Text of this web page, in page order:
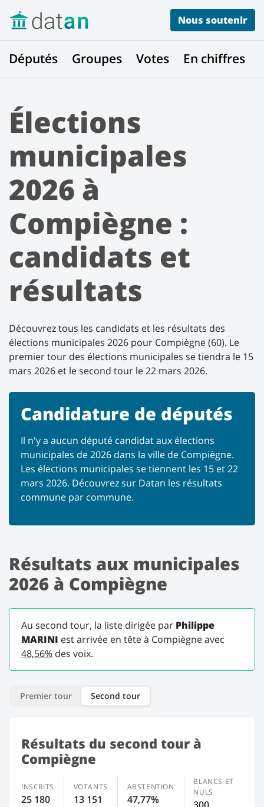
Nous soutenir
Députés Groupes Votes En chiffres
Élections
municipales
2026 à
Compiègne :
candidats et
résultats
Découvrez tous les candidats et les résultats des
élections municipales 2026 pour Compiègne (60). Le
premier tour des élections municipales se tiendra le 15
mars 2026 et le second tour le 22 mars 2026.
Candidature de députés
Il n'y a aucun député candidat aux élections
municipales de 2026 dans la ville de Compiègne.
Les élections municipales se tiennent les 15 et 22
mars 2026. Découvrez sur Datan les résultats
commune par commune.
Résultats aux municipales
2026 à Compiègne
Au second tour, la liste dirigée par Philippe
MARINI est arrivée en tête à Compiègne avec
48,56% des voix.
Premier tour Second tour
Résultats du second tour à
Compiègne
INSCRITS
25 180
VOTANTS
13 151
ABSTENTION
47,77%
BLANCS ET
NULS